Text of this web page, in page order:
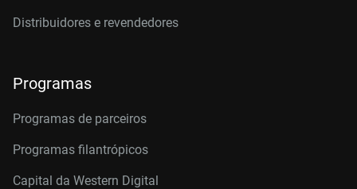
Distribuidores e revendedores
Programas
Programas de parceiros
Programas filantrópicos
Capital da Western Digital